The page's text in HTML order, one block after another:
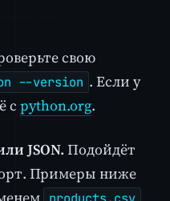
свою
--version . Если у
с python.org.
JSON. Подойдёт
Примеры ниже